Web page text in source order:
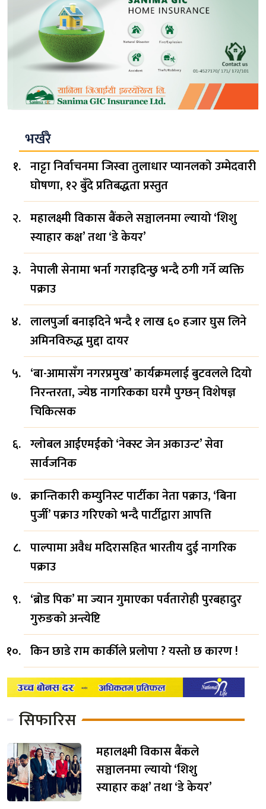
भर्खरै
नाट्टा निर्वाचनमा जिस्वा तुलाधार प्यानलको उम्मेदवारी
घोषणा, १२ बुँदे प्रतिबद्धता प्रस्तुत
महालक्ष्मी विकास बैंकले सञ्चालनमा ल्यायो ‘शिशु
स्याहार कक्ष’ तथा ‘डे केयर’
नेपाली सेनामा भर्ना गराइदिन्छु भन्दै ठगी गर्ने व्यक्ति
पक्राउ
लालपुर्जा बनाइदिने भन्दै १ लाख ६० हजार घुस लिने
अमिनविरुद्ध मुद्दा दायर
‘बा-आमासँग नगरप्रमुख’ कार्यक्रमलाई बुटवलले दियो
निरन्तरता, ज्येष्ठ नागरिकका घरमै पुग्छन् विशेषज्ञ
चिकित्सक
ग्लोबल आईएमईको ‘नेक्स्ट जेन अकाउन्ट’ सेवा
सार्वजनिक
क्रान्तिकारी कम्युनिस्ट पार्टीका नेता पक्राउ, ‘बिना
पुर्जी’ पक्राउ गरिएको भन्दै पार्टीद्वारा आपत्ति
पाल्पामा अवैध मदिरासहित भारतीय दुई नागरिक
पक्राउ
‘ब्रोड पिक’ मा ज्यान गुमाएका पर्वतारोही पुरबहादुर
गुरुङको अन्त्येष्टि
किन छाडे राम कार्कीले प्रलोपा ? यस्तो छ कारण !
सिफारिस
महालक्ष्मी विकास बैंकले
सञ्चालनमा ल्यायो ‘शिशु
स्याहार कक्ष’ तथा ‘डे केयर’